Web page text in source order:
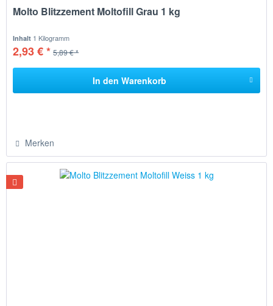
Molto Blitzzement Moltofill Grau 1 kg
Inhalt 1 Kilogramm
2,93 € * 5,89 € *
In den Warenkorb
Merken